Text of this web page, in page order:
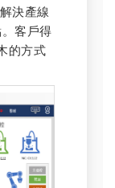
決產線
客戶得
的方式